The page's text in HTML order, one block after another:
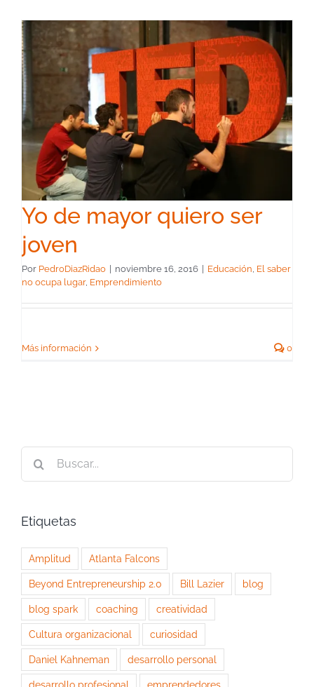
Yo de mayor quiero ser
joven
Por PedroDiazRidao noviembre 16, 2016 Educación, El saber
no ocupa lugar, Emprendimiento
Más información 0
Etiquetas
Amplitud Atlanta Falcons
Beyond Entrepreneurship 2.0 Bill Lazier blog
blog spark coaching creatividad
Cultura organizacional curiosidad
Daniel Kahneman desarrollo personal